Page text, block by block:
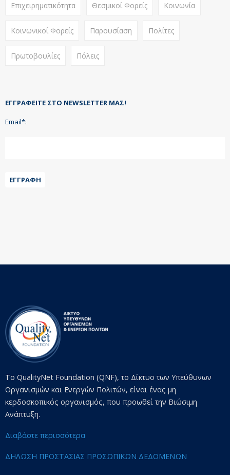
Επιχειρηματικότητα Θεσμικοί Φορείς Κοινωνία
Κοινωνικοί Φορείς Παρουσίαση Πολίτες
Πρωτοβουλίες Πόλεις
ΕΓΓΡΑΦΕΊΤΕ ΣΤΟ NEWSLETTER ΜΑΣ!
Email*:
ΕΓΓΡΑΦΉ
Το QualityNet Foundation (QNF), το Δίκτυο των Υπεύθυνων
Οργανισμών και Ενεργών Πολιτών, είναι ένας μη
κερδοσκοπικός οργανισμός, που προωθεί την Βιώσιμη
Ανάπτυξη.
Διαβάστε περισσότερα
ΔΗΛΩΣΗ ΠΡΟΣΤΑΣΙΑΣ ΠΡΟΣΩΠΙΚΩΝ ΔΕΔΟΜΕΝΩΝ